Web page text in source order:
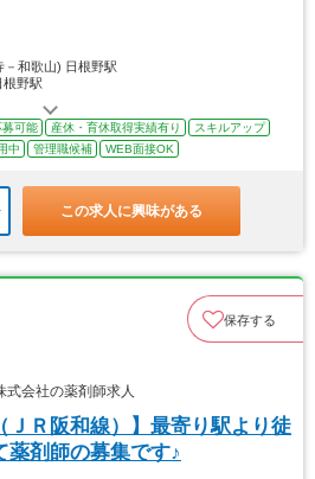
－和歌山) 日根野駅
根野駅
募可能 産休・育休取得実績有り
スキルアップ
中 管理職候補 WEB面接OK
この求人に興味がある
保存する
会社の薬剤師求人
ＪＲ阪和線）】最寄り駅より徒
薬剤師の募集です♪